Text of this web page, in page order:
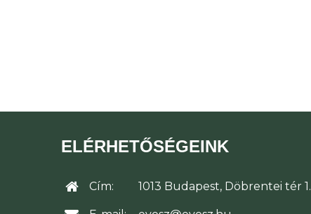
ELÉRHETŐSÉGEINK
Cím: 1013 Budapest, Döbrentei tér 1.